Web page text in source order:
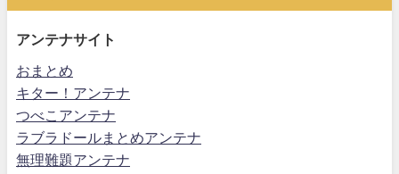
アンテナサイト
おまとめ
キター！アンテナ
つべこアンテナ
ラブラドールまとめアンテナ
無理難題アンテナ